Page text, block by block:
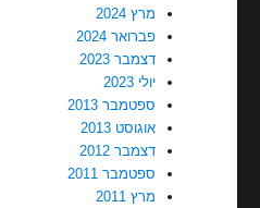
מרץ 2024
פברואר 2024
דצמבר 2023
יולי 2023
ספטמבר 2013
אוגוסט 2013
דצמבר 2012
ספטמבר 2011
מרץ 2011